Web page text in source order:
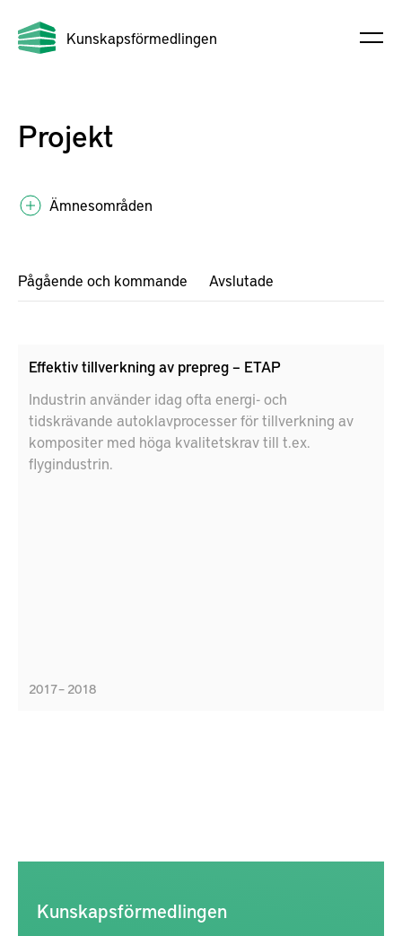
Kunskapsförmedlingen
Projekt
Ämnesområden
Pågående och kommande Avslutade
Effektiv tillverkning av prepreg – ETAP
Industrin använder idag ofta energi- och
tidskrävande autoklavprocesser för tillverkning av
kompositer med höga kvalitetskrav till t.ex.
flygindustrin.
2017 – 2018
Kunskapsförmedlingen